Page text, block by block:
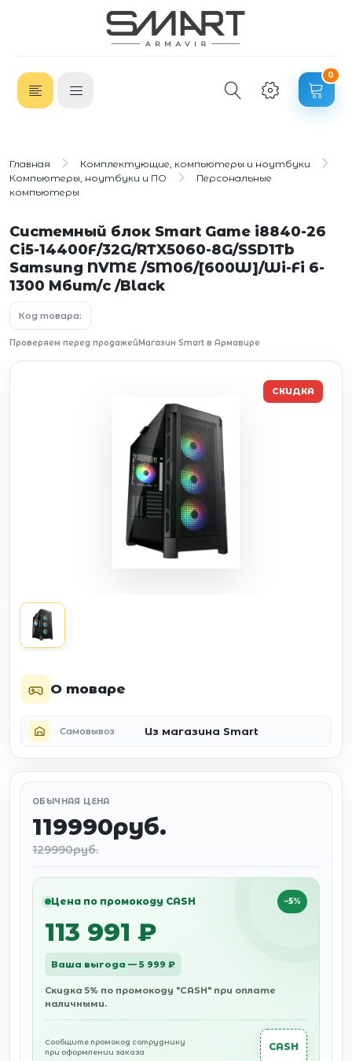
0
Главная
Комплектующие, компьютеры и ноутбуки
Компьютеры, ноутбуки и ПО
Персональные
компьютеры
Системный блок Smart Game i8840-26
Ci5-14400F/32G/RTX5060-8G/SSD1Tb
Samsung NVME /SM06/[600W]/Wi-Fi 6-
1300 Мбит/с /Black
Код товара:
Проверяем перед продажейМагазин Smart в Армавире
СКИДКА
О товаре
Самовывоз Из магазина Smart
ОБЫЧНАЯ ЦЕНА
119990руб.
129990руб.
Цена по промокоду CASH −5%
113 991 ₽
Ваша выгода — 5 999 ₽
Скидка 5% по промокоду "CASH" при оплате
наличными.
Сообщите промокод сотруднику
при оформлении заказа
CASH